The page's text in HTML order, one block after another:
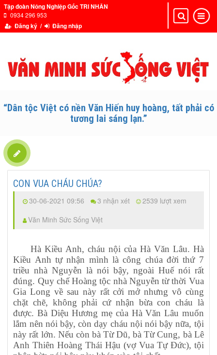
Tập đoàn Nông Nghiệp Gốc TRI NHÂN
0934 296 953
Đăng ký / Đăng nhập
Toggle
Toggle
navigation
“Dân tộc Việt có nền Văn Hiến huy hoàng, tất phải có
tương lai sáng lạn.”
CON VUA CHÁU CHÚA?
30-06-2021 09:56 3 nhận xét
2539 lượt xem
Văn Minh Sức Sống Việt
Hà Kiều Anh, cháu nội của Hà Văn Lâu. Hà
Kiều Anh tự nhận mình là công chúa đời thứ 7
triều nhà Nguyễn là nói bậy, ngoài Huế nói rất
đúng. Quy chế Hoàng tộc nhà Nguyễn từ thời Vua
Gia Long về sau này rất cởi mở nhưng vô cùng
chặt chẽ, không phải cứ nhận bừa con cháu là
được. Bà Diệu Hương mẹ của Hà Văn Lâu muốn
lắm nên nói bậy, còn dạy cháu nội nói bậy nữa, tội
này rất lớn. Nếu còn bà Từ Dũ, bà Từ Cung, bà Lê
Anh Thiên Hoàng Thái Hậu (vợ Vua Tự Đức), tội